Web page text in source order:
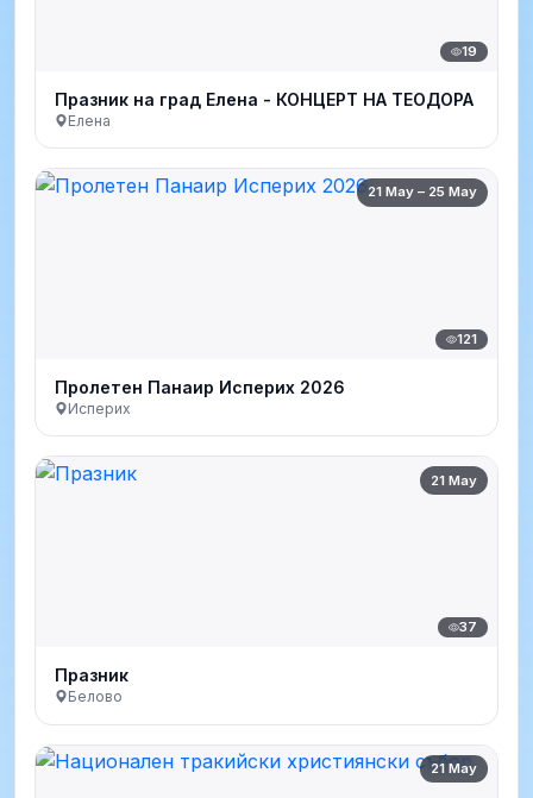
19
Празник на град Елена - КОНЦЕРТ НА ТЕОДОРА
Елена
21 May – 25 May
121
Пролетен Панаир Исперих 2026
Исперих
21 May
37
Празник
Белово
21 May